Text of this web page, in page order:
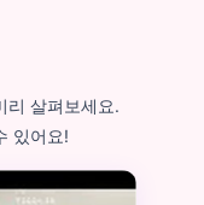
리 살펴보세요.
있어요!